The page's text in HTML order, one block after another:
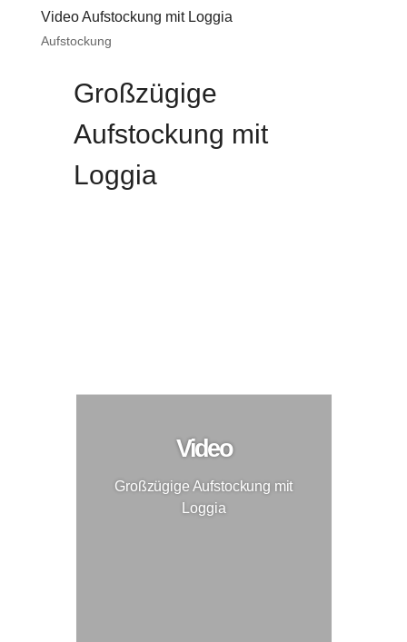
Video Aufstockung mit Loggia
Aufstockung
Großzügige
Aufstockung mit
Loggia
Video
Großzügige Aufstockung mit
Loggia